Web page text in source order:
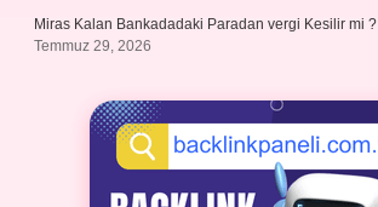
Miras Kalan Bankadadaki Paradan vergi Kesilir mi ?
Temmuz 29, 2026